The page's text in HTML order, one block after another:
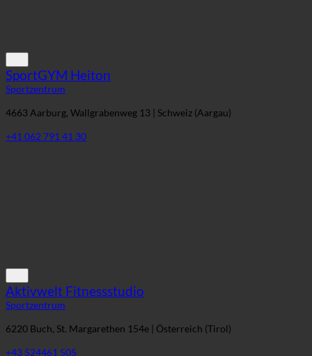
SportGYM Heiton
Sportzentrum
4663 Aarburg, Wallgrabenweg 13 | Schweiz (Aargau)
+41 062 791 41 30
Aktivwelt Fitnessstudio
Sportzentrum
6220 Buch, St. Margarethen 154e | Österreich (Tirol)
+43 524461 505